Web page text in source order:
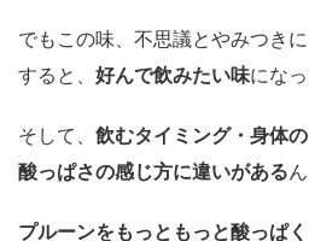
でもこの味、不思議とやみつき
すると、 好んで飲みたい味にな
そして、 飲むタイミング・身体
酸っぱさの感じ方に違いがある
プルーンをもっともっと酸っぱ